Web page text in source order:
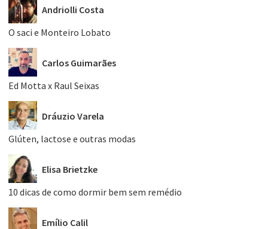
Andriolli Costa
O saci e Monteiro Lobato
Carlos Guimarães
Ed Motta x Raul Seixas
Dráuzio Varela
Glúten, lactose e outras modas
Elisa Brietzke
10 dicas de como dormir bem sem remédio
Emílio Calil